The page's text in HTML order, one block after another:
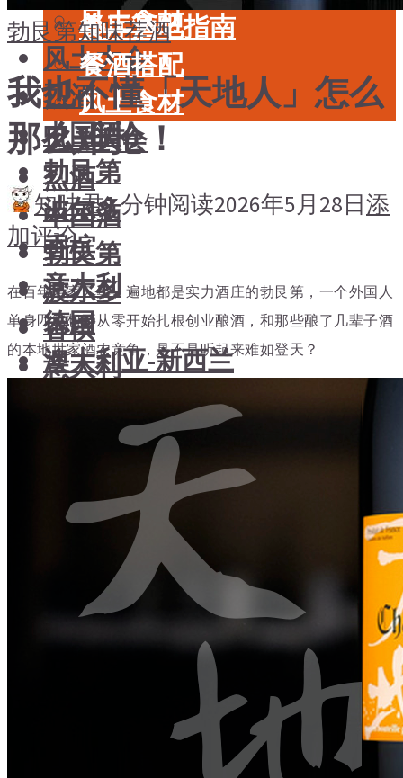
风土食材
风土大会
烈酒
中国酒
勃艮第
波尔多
香槟
意大利
德国
澳大利亚-新西兰
搜索文章
搜索文章
餐厅酒吧指南
餐酒搭配
风土食材
风土大会
烈酒
中国酒
勃艮第
波尔多
香槟
意大利
澳大利亚-新西兰
日本清酒
搜索文章 搜索
搜索文章 搜索
勃艮第知味荐酒
我也不懂「天地人」怎么
那么难抢！
知味君1 分钟阅读2026年5月28日添
加评论
在百年名家云集、遍地都是实力酒庄的勃艮第，一个外国人
单身匹马想要从零开始扎根创业酿酒，和那些酿了几辈子酒
的本地世家酒农竞争，是不是听起来难如登天？